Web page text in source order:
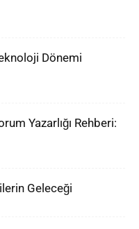
Dönemi
Yazarlığı Rehberi:
Geleceği